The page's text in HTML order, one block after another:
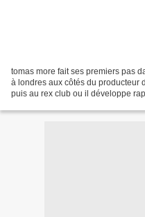
tomas more fait ses premiers pas
à londres aux côtés du producteur
puis au rex club ou il développe